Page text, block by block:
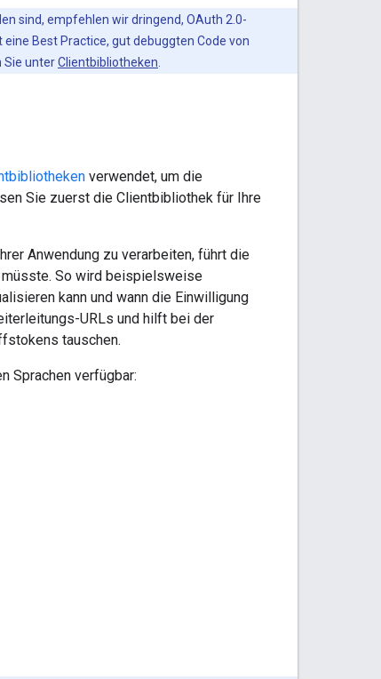
sind, empfehlen wir dringend, OAuth 2.0-
Best Practice, gut debuggten Code von
Sie unterClientbibliotheken
verwendet, um die
Sie zuerst die Clientbibliothek für Ihre
Anwendung zu verarbeiten, führt die
müsste. So wird beispielsweise
kann und wann die Einwilligung
URLs und hilft bei der
tauschen.
Sprachen verfügbar: